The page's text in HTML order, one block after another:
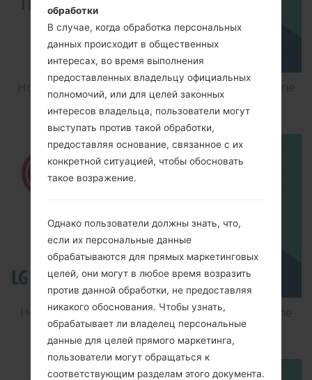
How to Factory Reset through menu on LG Shine
How to Flash Stock Firmware on LG Smartphone
using LG Flash Tool 2014?
обработки
В случае, когда обработка персональных
данных происходит в общественных
интересах, во время выполнения
предоставленных владельцу официальных
полномочий, или для целей законных
интересов владельца, пользователи могут
выступать против такой обработки,
предоставляя основание, связанное с их
конкретной ситуацией, чтобы обосновать
такое возражение.
Однако пользователи должны знать, что,
если их персональные данные
обрабатываются для прямых маркетинговых
целей, они могут в любое время возразить
против данной обработки, не предоставляя
никакого обоснования. Чтобы узнать,
обрабатывает ли владелец персональные
данные для целей прямого маркетинга,
пользователи могут обращаться к
соответствующим разделам этого документа.